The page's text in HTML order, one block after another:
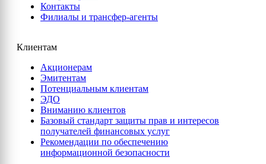
Контакты
Филиалы и трансфер-агенты
Клиентам
Акционерам
Эмитентам
Потенциальным клиентам
ЭДО
Вниманию клиентов
Базовый стандарт защиты прав и интересов
получателей финансовых услуг
Рекомендации по обеспечению
информационной безопасности